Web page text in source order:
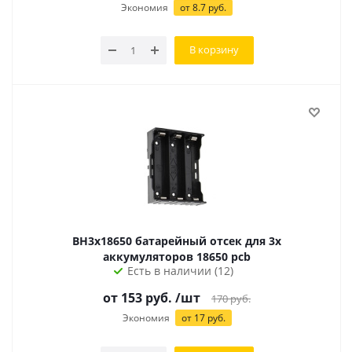
Экономия от 8.7 руб.
В корзину
BH3x18650 батарейный отсек для 3х
аккумуляторов 18650 pcb
Есть в наличии (12)
от 153 руб. /шт 170руб.
Экономия от 17руб.